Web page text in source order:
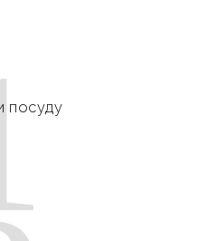
посуду